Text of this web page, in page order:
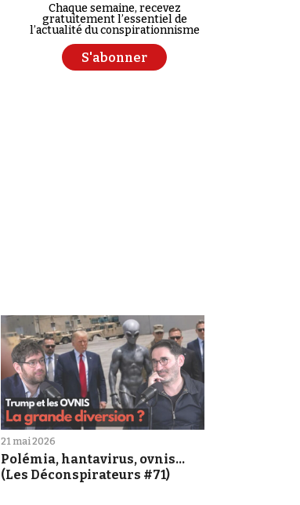
Chaque semaine, recevez
gratuitement l’essentiel de
l’actualité du conspirationnisme
S'abonner
21 mai 2026
Polémia, hantavirus, ovnis...
(Les Déconspirateurs #71)